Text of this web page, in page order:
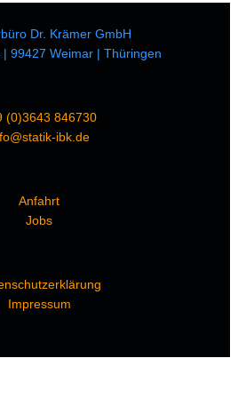
Dr. Krämer GmbH
| 99427 Weimar | Thüringen
(0)3643 846730
ibk.de
Anfahrt
Jobs
Impressum